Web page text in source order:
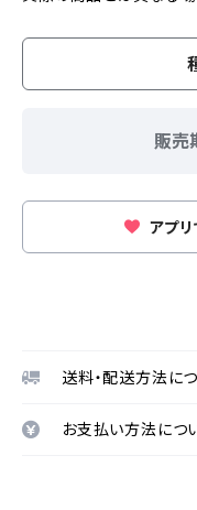
販売
アプ
送料・配送方法に
お支払い方法につ